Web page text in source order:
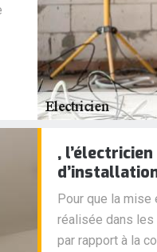
,
Pour que la
réalisée dans les
par rapport à la